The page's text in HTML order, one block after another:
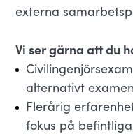
externa
Vi ser gärna att du
alternativt
Flerårig
fokus på